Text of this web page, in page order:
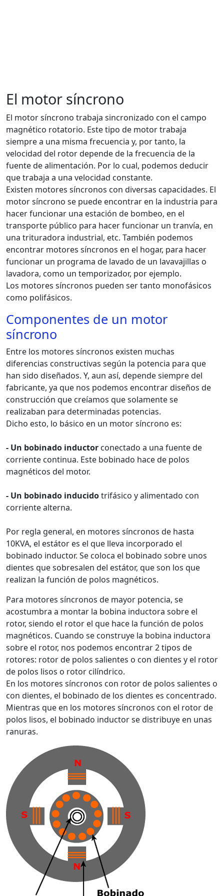
El motor síncrono
El motor síncrono trabaja sincronizado con el campo
magnético rotatorio. Este tipo de motor trabaja
siempre a una misma frecuencia y, por tanto, la
velocidad del rotor depende de la frecuencia de la
fuente de alimentación. Por lo cual, podemos deducir
que trabaja a una velocidad constante.
Existen motores síncronos con diversas capacidades. El
motor síncrono se puede encontrar en la industria para
hacer funcionar una estación de bombeo, en el
transporte público para hacer funcionar un tranvía, en
una trituradora industrial, etc. También podemos
encontrar motores síncronos en el hogar, para hacer
funcionar un programa de lavado de un lavavajillas o
lavadora, como un temporizador, por ejemplo.
Los motores síncronos pueden ser tanto monofásicos
como polifásicos.
Componentes de un motor
síncrono
Entre los motores síncronos existen muchas
diferencias constructivas según la potencia para que
han sido diseñados. Y, aun así, depende siempre del
fabricante, ya que nos podemos encontrar diseños de
construcción que creíamos que solamente se
realizaban para determinadas potencias.
Dicho esto, lo básico en un motor síncrono es:
- Un bobinado inductor conectado a una fuente de
corriente continua. Este bobinado hace de polos
magnéticos del motor.
- Un bobinado inducidotrifásico y alimentado con
corriente alterna.
Por regla general, en motores síncronos de hasta
10KVA, el estátor es el que lleva incorporado el
bobinado inductor. Se coloca el bobinado sobre unos
dientes que sobresalen del estátor, que son los que
realizan la función de polos magnéticos.
Para motores síncronos de mayor potencia, se
acostumbra a montar la bobina inductora sobre el
rotor, siendo el rotor el que hace la función de polos
magnéticos. Cuando se construye la bobina inductora
sobre el rotor, nos podemos encontrar 2 tipos de
rotores: rotor de polos salientes o con dientes y el rotor
de polos lisos o rotor cilíndrico.
En los motores síncronos con rotor de polos salientes o
con dientes, el bobinado de los dientes es concentrado.
Mientras que en los motores síncronos con el rotor de
polos lisos, el bobinado inductor se distribuye en unas
ranuras.